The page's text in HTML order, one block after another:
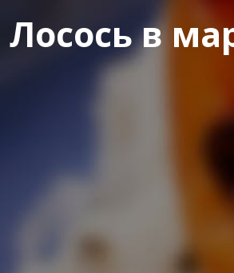
Лосось в